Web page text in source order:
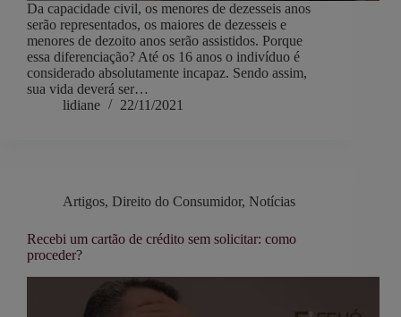
Da capacidade civil, os menores de dezesseis anos
serão representados, os maiores de dezesseis e
menores de dezoito anos serão assistidos. Porque
essa diferenciação? Até os 16 anos o indivíduo é
considerado absolutamente incapaz. Sendo assim,
sua vida deverá ser…
lidiane
22/11/2021
Artigos, Direito do Consumidor, Notícias
Recebi um cartão de crédito sem solicitar: como
proceder?